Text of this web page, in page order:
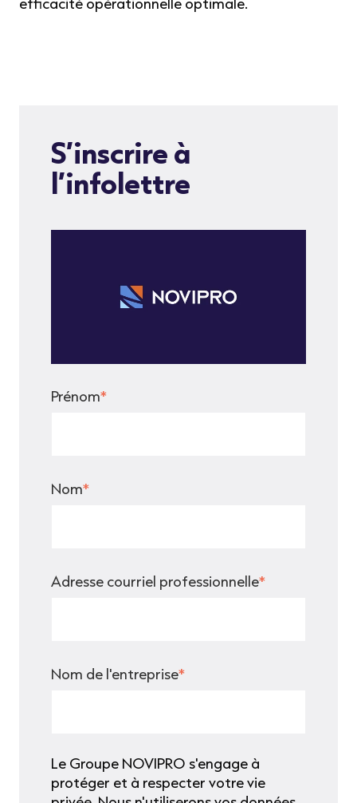
S’inscrire à
l’infolettre
Prénom*
Nom*
Adresse courriel professionnelle*
Nom de l'entreprise*
Le Groupe NOVIPRO s'engage à
protéger et à respecter votre vie